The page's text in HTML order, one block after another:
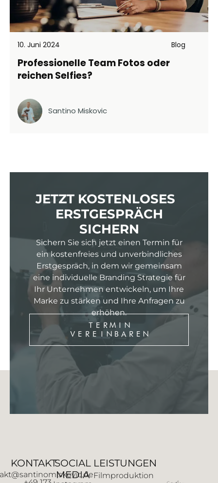
10. Juni 2024 Blog
Professionelle Team Fotos oder
reichen Selfies?
Santino Miskovic
JETZT KOSTENLOSES
ERSTGESPRÄCH
SICHERN
Sichern Sie sich jetzt einen Termin für
ein kostenfreies und unverbindliches
Erstgespräch, in dem wir gemeinsam
eine individuelle Branding Strategie für
Ihr Unternehmen entwickeln, um Ihre
Marke zu stärken und Ihre Anfragen zu
erhöhen.
TERMIN
VEREINBAREN
KONTAKTSOCIAL
MEDIA
LEISTUNGEN
Filmproduktion